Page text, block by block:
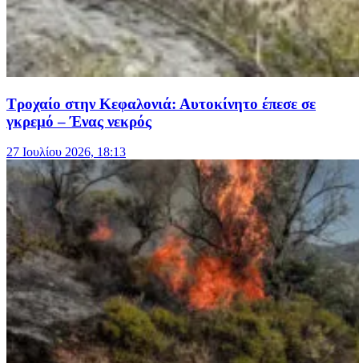
Τροχαίο στην Κεφαλονιά: Αυτοκίνητο έπεσε σε
γκρεμό – Ένας νεκρός
27 Ιουλίου 2026, 18:13